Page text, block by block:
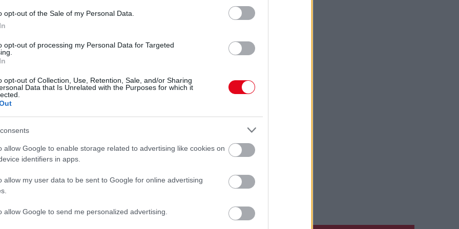
opt-out of the Sale of my Personal Data.
opt-out of processing my Personal Data for Targeted
opt-out of Collection, Use, Retention, Sale, and/or Sharing
Data that Is Unrelated with the Purposes for which it
allow Google to enable storage related to advertising like cookies on
identifiers in apps.
allow my user data to be sent to Google for online advertising
allow Google to send me personalized advertising.
férjével, szerelmük koronája pedig minden
Vivi látszólag nem nagyon tud betelni vele, már
oldalán.
ki az első családos
kiegészülve!